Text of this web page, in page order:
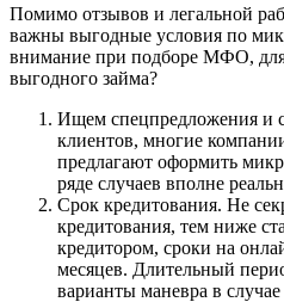
Помимо отзывов и легальной
важны выгодные условия по
внимание при подборе МФО,
выгодного займа?
Ищем спецпредложения и
клиентов, многие
предлагают оформить
ряде случаев вполне
Срок кредитования. Не
кредитования, тем ниже
кредитором, сроки на
месяцев. Длительный
варианты маневра в